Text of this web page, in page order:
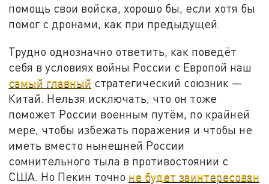
помощь свои войска, хорошо бы, если хотя бы
помог с дронами, как при предыдущей.
Трудно однозначно ответить, как поведёт
себя в условиях войны России с Европой наш
самый главный стратегический союзник —
Китай. Нельзя исключать, что он тоже
поможет России военным путём, по крайней
мере, чтобы избежать поражения и чтобы не
иметь вместо нынешней России
сомнительного тыла в противостоянии с
США. Но Пекин точно не будет заинтересован